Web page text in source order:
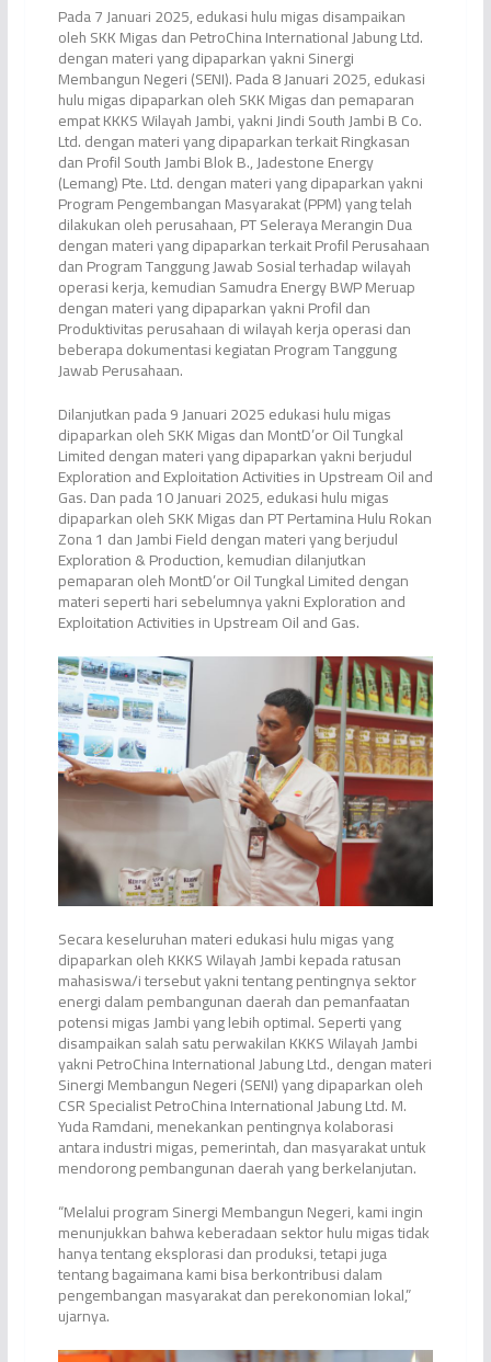
Pada 7 Januari 2025, edukasi hulu migas disampaikan
oleh SKK Migas dan PetroChina International Jabung Ltd.
dengan materi yang dipaparkan yakni Sinergi
Membangun Negeri (SENI). Pada 8 Januari 2025, edukasi
hulu migas dipaparkan oleh SKK Migas dan pemaparan
empat KKKS Wilayah Jambi, yakni Jindi South Jambi B Co.
Ltd. dengan materi yang dipaparkan terkait Ringkasan
dan Profil South Jambi Blok B., Jadestone Energy
(Lemang) Pte. Ltd. dengan materi yang dipaparkan yakni
Program Pengembangan Masyarakat (PPM) yang telah
dilakukan oleh perusahaan, PT Seleraya Merangin Dua
dengan materi yang dipaparkan terkait Profil Perusahaan
dan Program Tanggung Jawab Sosial terhadap wilayah
operasi kerja, kemudian Samudra Energy BWP Meruap
dengan materi yang dipaparkan yakni Profil dan
Produktivitas perusahaan di wilayah kerja operasi dan
beberapa dokumentasi kegiatan Program Tanggung
Jawab Perusahaan.
Dilanjutkan pada 9 Januari 2025 edukasi hulu migas
dipaparkan oleh SKK Migas dan MontD’or Oil Tungkal
Limited dengan materi yang dipaparkan yakni berjudul
Exploration and Exploitation Activities in Upstream Oil and
Gas. Dan pada 10 Januari 2025, edukasi hulu migas
dipaparkan oleh SKK Migas dan PT Pertamina Hulu Rokan
Zona 1 dan Jambi Field dengan materi yang berjudul
Exploration & Production, kemudian dilanjutkan
pemaparan oleh MontD’or Oil Tungkal Limited dengan
materi seperti hari sebelumnya yakni Exploration and
Exploitation Activities in Upstream Oil and Gas.
Secara keseluruhan materi edukasi hulu migas yang
dipaparkan oleh KKKS Wilayah Jambi kepada ratusan
mahasiswa/i tersebut yakni tentang pentingnya sektor
energi dalam pembangunan daerah dan pemanfaatan
potensi migas Jambi yang lebih optimal. Seperti yang
disampaikan salah satu perwakilan KKKS Wilayah Jambi
yakni PetroChina International Jabung Ltd., dengan materi
Sinergi Membangun Negeri (SENI) yang dipaparkan oleh
CSR Specialist PetroChina International Jabung Ltd. M.
Yuda Ramdani, menekankan pentingnya kolaborasi
antara industri migas, pemerintah, dan masyarakat untuk
mendorong pembangunan daerah yang berkelanjutan.
“Melalui program Sinergi Membangun Negeri, kami ingin
menunjukkan bahwa keberadaan sektor hulu migas tidak
hanya tentang eksplorasi dan produksi, tetapi juga
tentang bagaimana kami bisa berkontribusi dalam
pengembangan masyarakat dan perekonomian lokal,”
ujarnya.